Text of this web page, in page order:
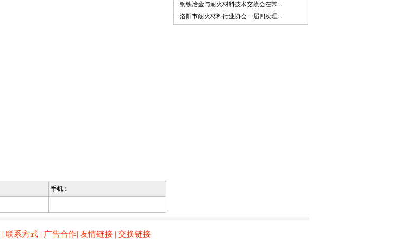
手机：
· 钢铁冶金与耐火材料技术交流会在常...
· 洛阳市耐火材料行业协会一届四次理...
| 联系方式 | 广告合作| 友情链接 | 交换链接